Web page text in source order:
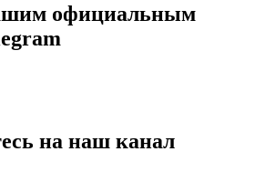
официальным
на наш канал